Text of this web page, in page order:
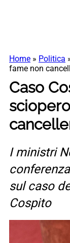
Home » Politica
fame non
Caso
I ministri
sul caso
Cospito